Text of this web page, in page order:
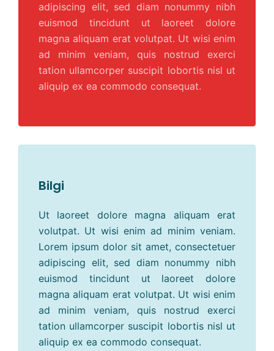
adipiscing elit, sed diam nonummy nibh
euismod tincidunt ut laoreet dolore
magna aliquam erat volutpat. Ut wisi enim
ad minim veniam, quis nostrud exerci
tation ullamcorper suscipit lobortis nisl ut
aliquip ex ea commodo consequat.
Bilgi
Ut laoreet dolore magna aliquam erat
volutpat. Ut wisi enim ad minim veniam.
Lorem ipsum dolor sit amet, consectetuer
adipiscing elit, sed diam nonummy nibh
euismod tincidunt ut laoreet dolore
magna aliquam erat volutpat. Ut wisi enim
ad minim veniam, quis nostrud exerci
tation ullamcorper suscipit lobortis nisl ut
aliquip ex ea commodo consequat.